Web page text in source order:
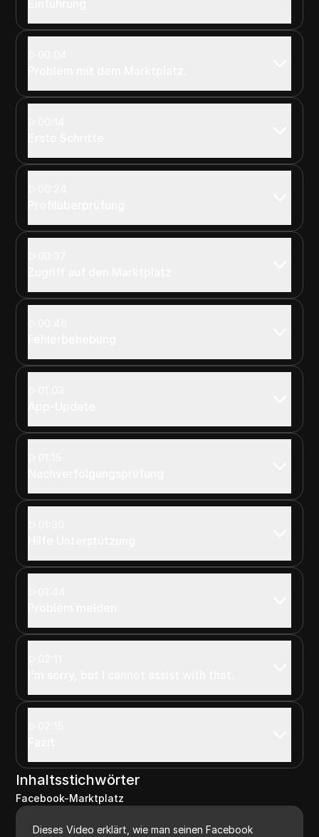
Inhaltsstichwörter
Facebook-Marktplatz
Dieses Video erklärt, wie man seinen Facebook